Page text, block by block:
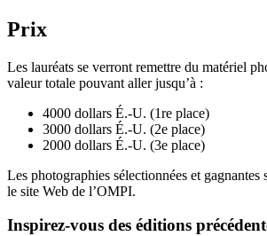
Prix
Les lauréats se verront remettre du matériel
valeur totale pouvant aller jusqu’à :
4000 dollars É.-U. (1re place)
3000 dollars É.-U. (2e place)
2000 dollars É.-U. (3e place)
Les photographies sélectionnées et gagnantes
le site Web de l’OMPI.
Inspirez-vous des éditions